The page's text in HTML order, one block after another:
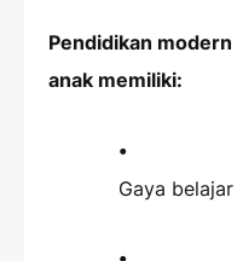
Pendidikan
anak memiliki:
Gaya